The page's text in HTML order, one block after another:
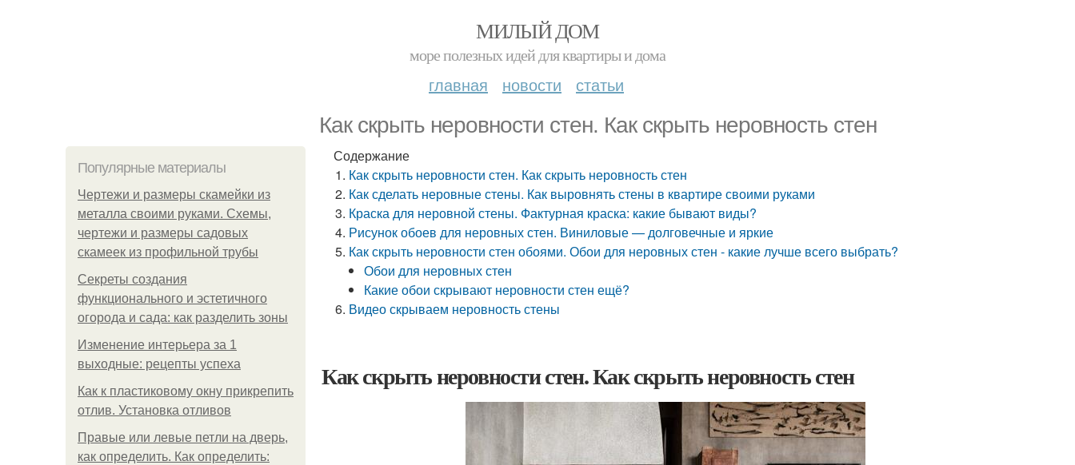
МИЛЫЙ ДОМ
море полезных идей для квартиры и дома
главная новости статьи
Как скрыть неровности стен. Как скрыть неровность стен
Популярные материалы
Чертежи и размеры скамейки из
металла своими руками. Схемы,
чертежи и размеры садовых
скамеек из профильной трубы
Секреты создания
функционального и эстетичного
огорода и сада: как разделить зоны
Изменение интерьера за 1
выходные: рецепты успеха
Как к пластиковому окну прикрепить
отлив. Установка отливов
Правые или левые петли на дверь,
как определить. Как определить:
Содержание
Как скрыть неровности стен. Как скрыть неровность стен
Как сделать неровные стены. Как выровнять стены в квартире своими руками
Краска для неровной стены. Фактурная краска: какие бывают виды?
Рисунок обоев для неровных стен. Виниловые — долговечные и яркие
Как скрыть неровности стен обоями. Обои для неровных стен - какие лучше всего выбрать?
Обои для неровных стен
Какие обои скрывают неровности стен ещё?
Видео скрываем неровность стены
Как скрыть неровности стен. Как скрыть неровность стен